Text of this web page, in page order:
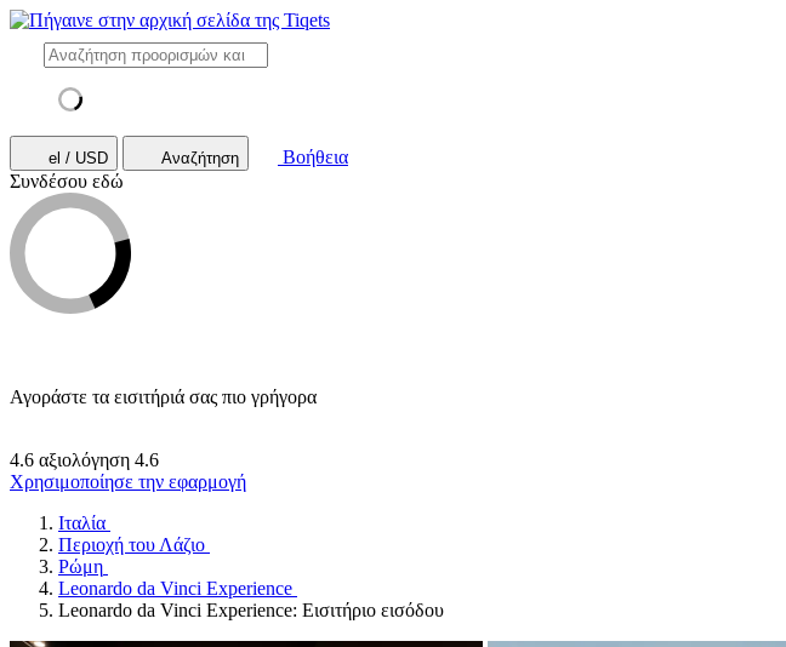
el / USD Αναζήτηση
Βοήθεια
Συνδέσου εδώ
Αγοράστε τα εισιτήριά σας πιο γρήγορα
4.6 αξιολόγηση 4.6
Χρησιμοποίησε την εφαρμογή
Ιταλία
Περιοχή του Λάζιο
Ρώμη
Leonardo da Vinci Experience
Leonardo da Vinci Experience: Εισιτήριο εισόδου